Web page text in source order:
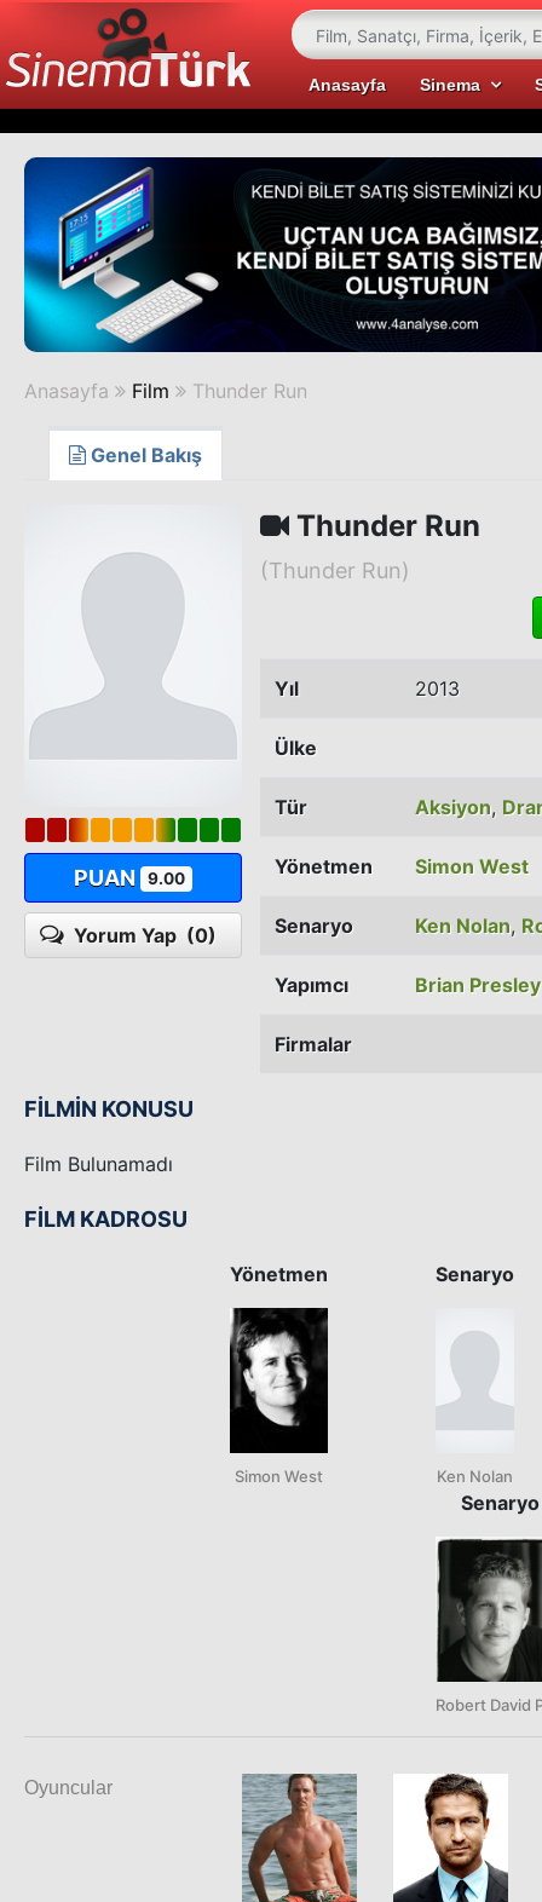
Anasayfa Sinema
Anasayfa Film Thunder Run
Genel Bakış
PUAN 9.00
Yorum Yap (0)
Thunder Run
(Thunder Run)
Yıl 2013
Ülke
Tür Aksiyon,
Yönetmen Simon West
Senaryo Ken Nolan,
Yapımcı Brian Presley
Firmalar
FİLMİN KONUSU
Film Bulunamadı
FİLM KADROSU
Yönetmen
Simon West
Senaryo
Ken Nolan
Senaryo
Robert David
Oyuncular